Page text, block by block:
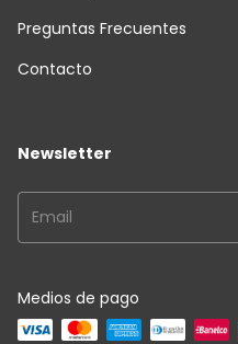
Preguntas Frecuentes
Contacto
Newsletter
Medios de pago